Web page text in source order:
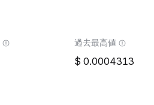
過去最高値
0.0004313